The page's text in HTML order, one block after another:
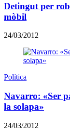
Detingut per
mòbil
24/03/2012
Política
Navarro: «Ser
la solapa»
24/03/2012